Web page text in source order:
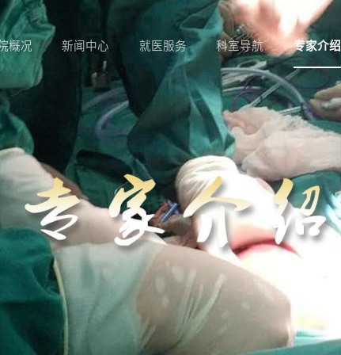
概况 新闻中心 就医服务 科室导航 专家介绍